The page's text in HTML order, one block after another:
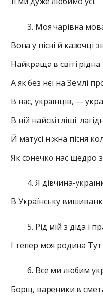
Моя чарівна
Вона у пісні й казочці
Найкраща в світі рідна
А як без неї на Землі
В нас, українців, —
В ній найсвітліші,
Й матусі ніжна пісня
Як сонечко нас щедро
Я дівчина-
В Українську
Рід мій з діда і
І тепер моя родина
Все ми любим
Борщ, вареники в